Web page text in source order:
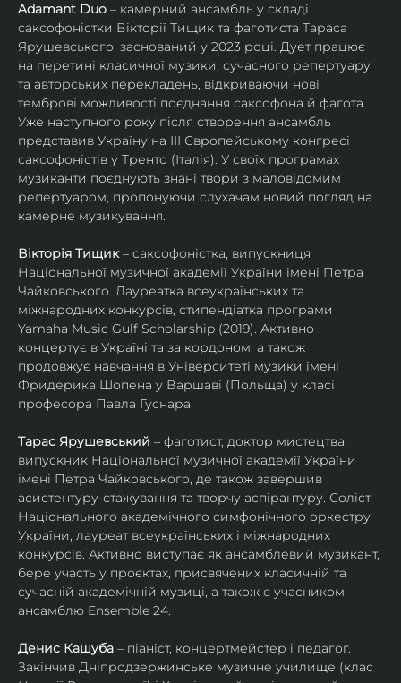
Adamant Duo – камерний ансамбль у складі
саксофоністки Вікторії Тищик та фаготиста Тараса
Ярушевського, заснований у 2023 році. Дует працює
на перетині класичної музики, сучасного репертуару
та авторських перекладень, відкриваючи нові
темброві можливості поєднання саксофона й фагота.
Уже наступного року після створення ансамбль
представив Україну на ІІІ Європейському конгресі
саксофоністів у Тренто (Італія). У своїх програмах
музиканти поєднують знані твори з маловідомим
репертуаром, пропонуючи слухачам новий погляд на
камерне музикування.
Вікторія Тищик – саксофоністка, випускниця
Національної музичної академії України імені Петра
Чайковського. Лауреатка всеукраїнських та
міжнародних конкурсів, стипендіатка програми
Yamaha Music Gulf Scholarship (2019). Активно
концертує в Україні та за кордоном, а також
продовжує навчання в Університеті музики імені
Фридерика Шопена у Варшаві (Польща) у класі
професора Павла Гуснара.
Тарас Ярушевський – фаготист, доктор мистецтва,
випускник Національної музичної академії України
імені Петра Чайковського, де також завершив
асистентуру-стажування та творчу аспірантуру. Соліст
Національного академічного симфонічного оркестру
України, лауреат всеукраїнських і міжнародних
конкурсів. Активно виступає як ансамблевий музикант,
бере участь у проєктах, присвячених класичній та
сучасній академічній музиці, а також є учасником
ансамблю Ensemble 24.
Денис Кашуба – піаніст, концертмейстер і педагог.
Закінчив Дніпродзержинське музичне училище (клас